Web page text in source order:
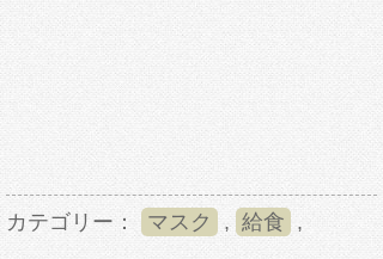
カテゴリー： マスク , 給食 ,